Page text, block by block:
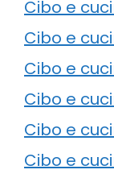
Cibo e
Cibo e
Cibo e
Cibo e
Cibo e
Cibo e